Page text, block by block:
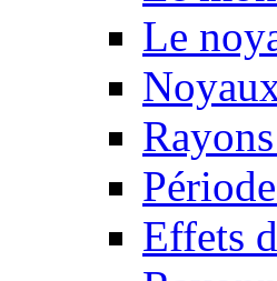
Le
Effets